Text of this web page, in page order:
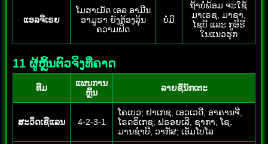
ແອລຈີເຣຍ
ໂມຮາເມັດ ເອລ ອາມີນ
ອາມູຣາ ຍັງຕ້ອງລຸ້ນ
ຄວາມຟິດ
ບໍ່ມີ
ຖ້າບໍ່ພ້ອມ ຈະໃຊ້
ມາເຣຊ, ມາຊາ,
ໄຊບີ ແລະ ກູອິຣີ
ໃນແນວຮຸກ
11 ຜູ້ຫຼິ້ນຕົວຈິງທີ່ຄາດ
ທີມ
ແຜນການ
ຫຼິ້ນ
ລາຍຊື່ນັກເຕະ
ສະວິດເຊີແລນ 4-2-3-1
ໂຄເບວ; ຢາເກຊ, ເອວເວດີ, ອາຄານຈີ,
ໂຣດຣິເກຊ; ຟຣອຍເລີ, ຊາກາ; ໂຊ,
ມານຊຳບີ, ວາກັສ; ເອັມໂບໂລ